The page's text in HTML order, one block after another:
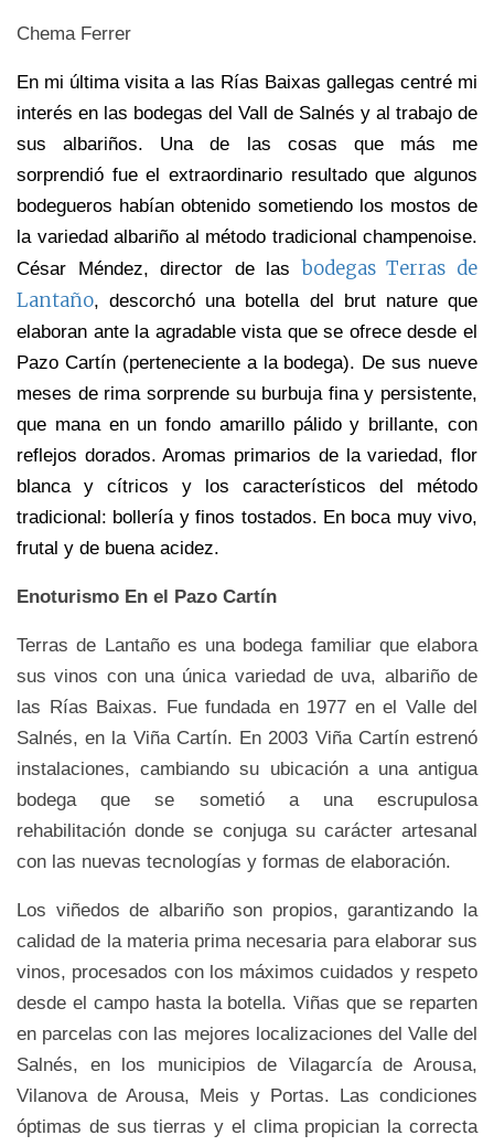
Chema Ferrer
En mi última visita a las Rías Baixas gallegas centré mi
interés en las bodegas del Vall de Salnés y al trabajo de
sus albariños. Una de las cosas que más me
sorprendió fue el extraordinario resultado que algunos
bodegueros habían obtenido sometiendo los mostos de
la variedad albariño al método tradicional champenoise.
César Méndez, director de las bodegas Terras de
Lantaño, descorchó una botella del brut nature que
elaboran ante la agradable vista que se ofrece desde el
Pazo Cartín (perteneciente a la bodega). De sus nueve
meses de rima sorprende su burbuja fina y persistente,
que mana en un fondo amarillo pálido y brillante, con
reflejos dorados. Aromas primarios de la variedad, flor
blanca y cítricos y los característicos del método
tradicional: bollería y finos tostados. En boca muy vivo,
frutal y de buena acidez.
Enoturismo En el Pazo Cartín
Terras de Lantaño es una bodega familiar que elabora
sus vinos con una única variedad de uva, albariño de
las Rías Baixas. Fue fundada en 1977 en el Valle del
Salnés, en la Viña Cartín. En 2003 Viña Cartín estrenó
instalaciones, cambiando su ubicación a una antigua
bodega que se sometió a una escrupulosa
rehabilitación donde se conjuga su carácter artesanal
con las nuevas tecnologías y formas de elaboración.
Los viñedos de albariño son propios, garantizando la
calidad de la materia prima necesaria para elaborar sus
vinos, procesados con los máximos cuidados y respeto
desde el campo hasta la botella. Viñas que se reparten
en parcelas con las mejores localizaciones del Valle del
Salnés, en los municipios de Vilagarcía de Arousa,
Vilanova de Arousa, Meis y Portas. Las condiciones
óptimas de sus tierras y el clima propician la correcta